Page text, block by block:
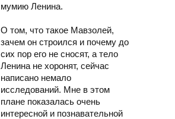
мумию Ленина.
О том, что такое Мавзолей,
зачем он строился и почему до
сих пор его не сносят, а тело
Ленина не хоронят, сейчас
написано немало
исследований. Мне в этом
плане показалась очень
интересной и познавательной